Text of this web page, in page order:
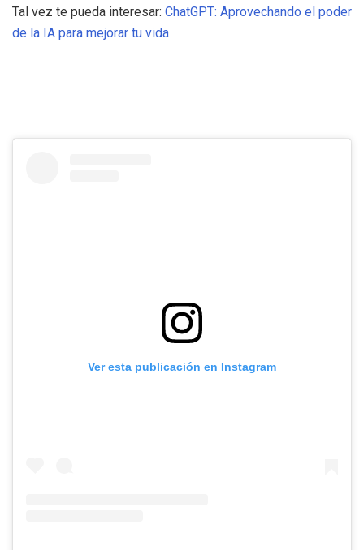
Tal vez te pueda interesar: ChatGPT: Aprovechando el poder
de la IA para mejorar tu vida
Ver esta publicación en Instagram